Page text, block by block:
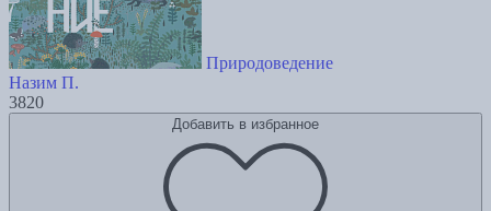
Природоведение
Назим П.
3820
Добавить в избранное